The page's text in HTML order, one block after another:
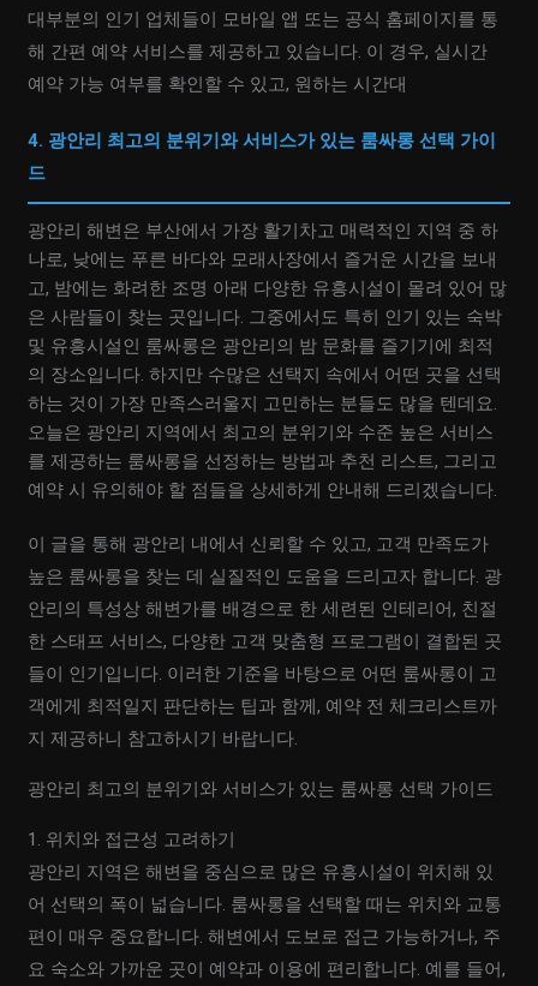
대부분의 인기 업체들이 모바일 앱 또는 공식 홈페이지를 통
해 간편 예약 서비스를 제공하고 있습니다. 이 경우, 실시간
예약 가능 여부를 확인할 수 있고, 원하는 시간대
4. 광안리 최고의 분위기와 서비스가 있는 룸싸롱 선택 가이
드
광안리 해변은 부산에서 가장 활기차고 매력적인 지역 중 하
나로, 낮에는 푸른 바다와 모래사장에서 즐거운 시간을 보내
고, 밤에는 화려한 조명 아래 다양한 유흥시설이 몰려 있어 많
은 사람들이 찾는 곳입니다. 그중에서도 특히 인기 있는 숙박
및 유흥시설인 룸싸롱은 광안리의 밤 문화를 즐기기에 최적
의 장소입니다. 하지만 수많은 선택지 속에서 어떤 곳을 선택
하는 것이 가장 만족스러울지 고민하는 분들도 많을 텐데요.
오늘은 광안리 지역에서 최고의 분위기와 수준 높은 서비스
를 제공하는 룸싸롱을 선정하는 방법과 추천 리스트, 그리고
예약 시 유의해야 할 점들을 상세하게 안내해 드리겠습니다.
이 글을 통해 광안리 내에서 신뢰할 수 있고, 고객 만족도가
높은 룸싸롱을 찾는 데 실질적인 도움을 드리고자 합니다. 광
안리의 특성상 해변가를 배경으로 한 세련된 인테리어, 친절
한 스태프 서비스, 다양한 고객 맞춤형 프로그램이 결합된 곳
들이 인기입니다. 이러한 기준을 바탕으로 어떤 룸싸롱이 고
객에게 최적일지 판단하는 팁과 함께, 예약 전 체크리스트까
지 제공하니 참고하시기 바랍니다.
광안리 최고의 분위기와 서비스가 있는 룸싸롱 선택 가이드
1. 위치와 접근성 고려하기
광안리 지역은 해변을 중심으로 많은 유흥시설이 위치해 있
어 선택의 폭이 넓습니다. 룸싸롱을 선택할 때는 위치와 교통
편이 매우 중요합니다. 해변에서 도보로 접근 가능하거나, 주
요 숙소와 가까운 곳이 예약과 이용에 편리합니다. 예를 들어,